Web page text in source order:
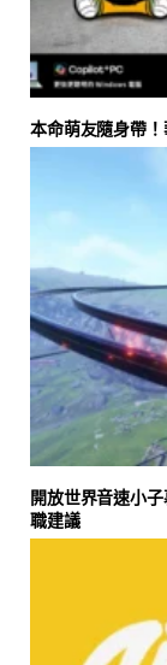
本命萌友隨身帶
開放世界音速小
職建議